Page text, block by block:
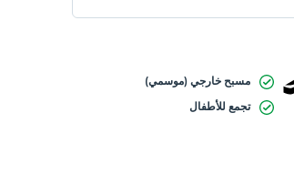
مسبح خارجي (موسمي)
تجمع للأطفال